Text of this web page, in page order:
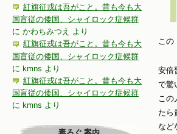
こ
安倍
で驚
この
たら
など
紅旗征戎は吾がこと。昔も今も大
国盲従の倭国、シャイロック症候群
に かわちみつえ より
紅旗征戎は吾がこと。昔も今も大
国盲従の倭国、シャイロック症候群
に kmns より
紅旗征戎は吾がこと。昔も今も大
国盲従の倭国、シャイロック症候群
に kmns より